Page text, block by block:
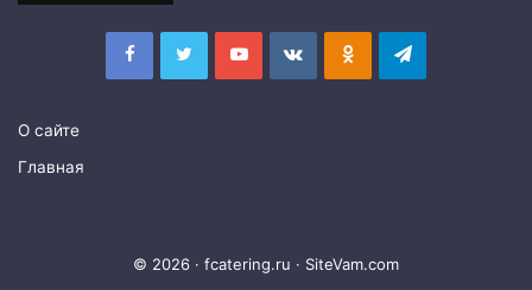
FacebookTwitterYouTubevk.comОдноклассники
Telegram
О сайте
Главная
© 2026 · fcatering.ru · SiteVam.com